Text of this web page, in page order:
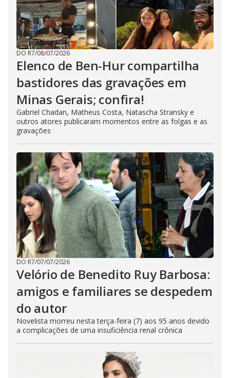
DO R7/08/07/2026
Elenco de Ben-Hur compartilha
bastidores das gravações em
Minas Gerais; confira!
Gabriel Chadan, Matheus Costa, Natascha Stransky e
outros atores publicaram momentos entre as folgas e as
gravações
DO R7/07/07/2026
Velório de Benedito Ruy Barbosa:
amigos e familiares se despedem
do autor
Novelista morreu nesta terça-feira (7) aos 95 anos devido
a complicações de uma insuficiência renal crônica